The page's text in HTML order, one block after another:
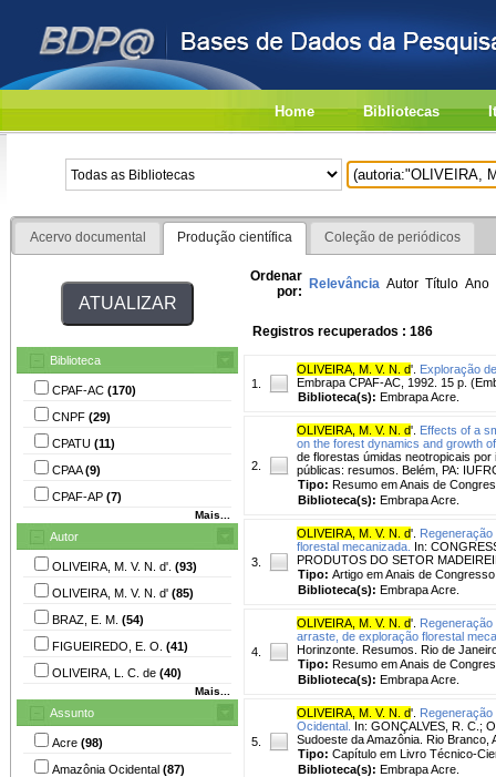
Home Bibliotecas
Acervo documental Produção científica Coleção de periódicos
Biblioteca
CPAF-AC (170)
CNPF (29)
CPATU (11)
CPAA(9)
CPAF-AP (7)
Mais...
Autor
OLIVEIRA, M. V. N. d'. (93)
OLIVEIRA, M. V. N. d' (85)
BRAZ, E. M. (54)
FIGUEIREDO, E. O. (41)
OLIVEIRA, L. C. de (40)
Mais...
Assunto
Acre (98)
Amazônia Ocidental (87)
Ordenar
por: Relevância Autor Título Ano
Registros recuperados : 186
1.
OLIVEIRA, M. V. N. d'. Exploração
Embrapa CPAF-AC, 1992. 15 p.
Biblioteca(s): Embrapa Acre.
2.
OLIVEIRA, M. V. N. d'. Effects of a
on the forest dynamics and growth
de florestas úmidas neotropicais
públicas: resumos. Belém, PA:
Tipo: Resumo em Anais de
Biblioteca(s): Embrapa Acre.
3.
OLIVEIRA, M. V. N. d'.
florestal mecanizada. In:
PRODUTOS DO SETOR
Tipo: Artigo em Anais de Congresso
Biblioteca(s): Embrapa Acre.
4.
OLIVEIRA, M. V. N. d'.
arraste, de exploração florestal
Horinzonte. Resumos. Rio de
Tipo: Resumo em Anais de
Biblioteca(s): Embrapa Acre.
5.
OLIVEIRA, M. V. N. d'.
Ocidental. In: GONÇALVES, R. C.;
Sudoeste da Amazônia. Rio Branco,
Tipo: Capítulo em Livro Técnico-
Biblioteca(s): Embrapa Acre.